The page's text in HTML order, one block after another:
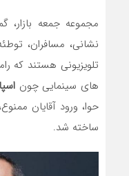
مجموعه جمعه بازار،
نشانی، مسافران،
تلویزیونی هستند که
های سینمایی چون
حوا، ورود آقایان
ساخته شد.